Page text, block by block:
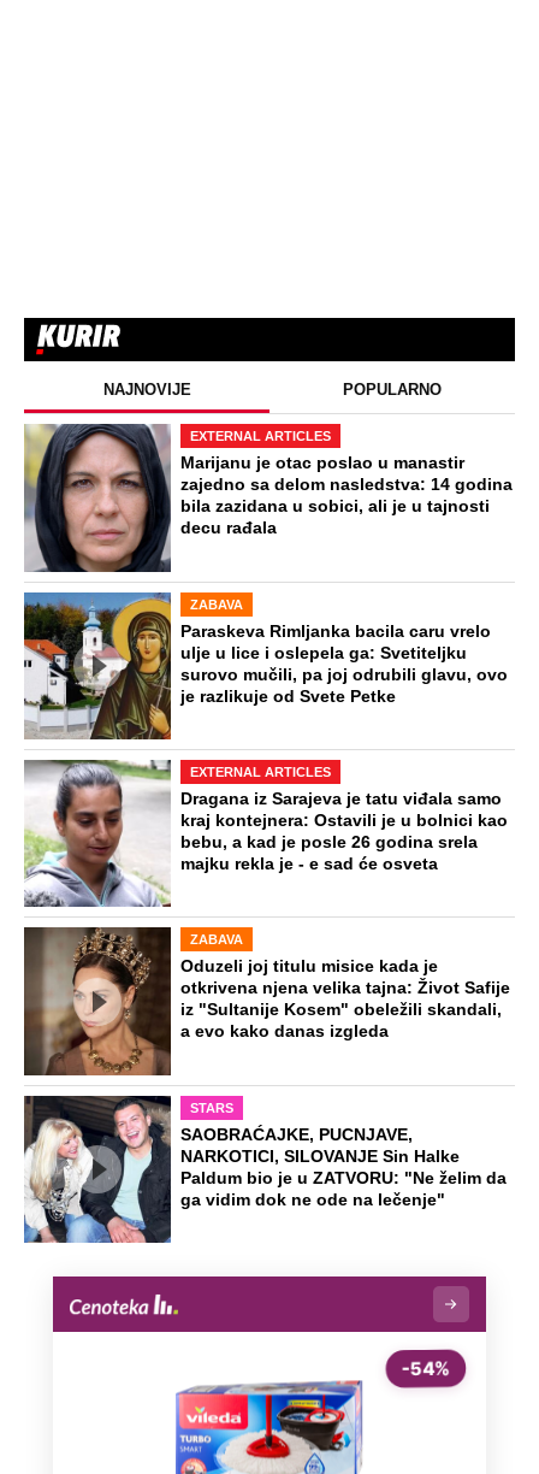
NAJNOVIJE POPULARNO
EXTERNAL ARTICLES
Marijanu je otac poslao u manastir
zajedno sa delom nasledstva: 14 godina
bila zazidana u sobici, ali je u tajnosti
decu rađala
ZABAVA
Paraskeva Rimljanka bacila caru vrelo
ulje u lice i oslepela ga: Svetiteljku
surovo mučili, pa joj odrubili glavu, ovo
je razlikuje od Svete Petke
EXTERNAL ARTICLES
Dragana iz Sarajeva je tatu viđala samo
kraj kontejnera: Ostavili je u bolnici kao
bebu, a kad je posle 26 godina srela
majku rekla je - e sad će osveta
ZABAVA
Oduzeli joj titulu misice kada je
otkrivena njena velika tajna: Život Safije
iz "Sultanije Kosem" obeležili skandali,
a evo kako danas izgleda
STARS
SAOBRAĆAJKE, PUCNJAVE,
NARKOTICI, SILOVANJE Sin Halke
Paldum bio je u ZATVORU: "Ne želim da
ga vidim dok ne ode na lečenje"